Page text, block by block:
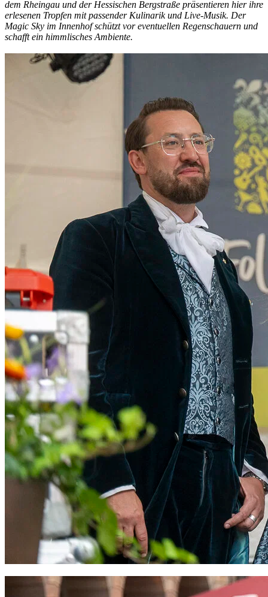
dem Rheingau und der Hessischen Bergstraße präsentieren hier ihre
erlesenen Tropfen mit passender Kulinarik und Live-Musik. Der
Magic Sky im Innenhof schützt vor eventuellen Regenschauern und
schafft ein himmlisches Ambiente.